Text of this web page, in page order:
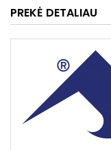
PREKĖ DETALIAU